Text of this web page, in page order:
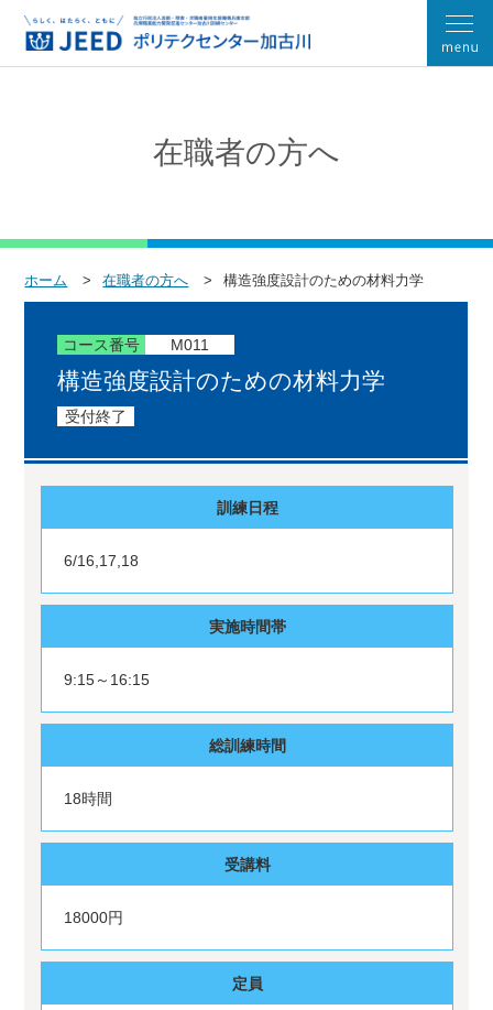
在職者の方へ
ホーム 在職者の方へ 構造強度設計のための材料力学
コース番号 M011
構造強度設計のための材料力学
受付終了
訓練日程
6/16,17,18
実施時間帯
9:15～16:15
総訓練時間
18時間
受講料
18000円
定員